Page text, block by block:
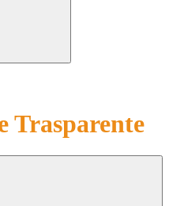
Trasparente